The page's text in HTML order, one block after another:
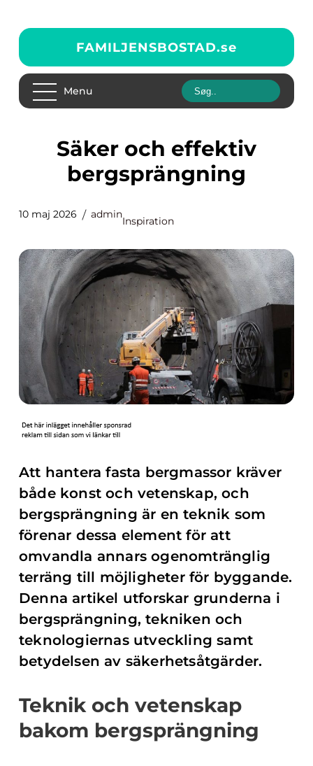
FAMILJENSBOSTAD.se
Menu
Säker och effektiv
bergsprängning
10 maj 2026 admin
Inspiration
Att hantera fasta bergmassor kräver
både konst och vetenskap, och
bergsprängning är en teknik som
förenar dessa element för att
omvandla annars ogenomtränglig
terräng till möjligheter för byggande.
Denna artikel utforskar grunderna i
bergsprängning, tekniken och
teknologiernas utveckling samt
betydelsen av säkerhetsåtgärder.
Teknik och vetenskap
bakom bergsprängning